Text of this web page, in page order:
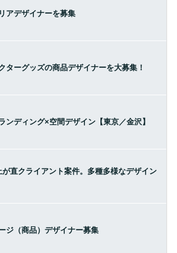
アデザイナーを募集
ターグッズの商品デザイナーを大募集！
ンディング×空間デザイン【東京／金沢】
が直クライアント案件。多種多様なデザイン
ジ（商品）デザイナー募集